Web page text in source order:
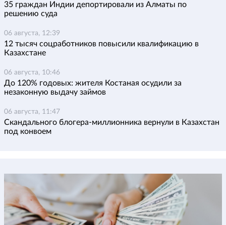
35 граждан Индии депортировали из Алматы по
решению суда
06 августа, 12:39
12 тысяч соцработников повысили квалификацию в
Казахстане
06 августа, 10:46
До 120% годовых: жителя Костаная осудили за
незаконную выдачу займов
06 августа, 11:47
Скандального блогера-миллионника вернули в Казахстан
под конвоем